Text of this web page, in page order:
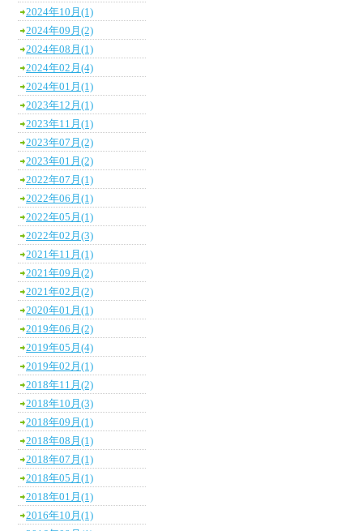
2024年10月(1)
2024年09月(2)
2024年08月(1)
2024年02月(4)
2024年01月(1)
2023年12月(1)
2023年11月(1)
2023年07月(2)
2023年01月(2)
2022年07月(1)
2022年06月(1)
2022年05月(1)
2022年02月(3)
2021年11月(1)
2021年09月(2)
2021年02月(2)
2020年01月(1)
2019年06月(2)
2019年05月(4)
2019年02月(1)
2018年11月(2)
2018年10月(3)
2018年09月(1)
2018年08月(1)
2018年07月(1)
2018年05月(1)
2018年01月(1)
2016年10月(1)